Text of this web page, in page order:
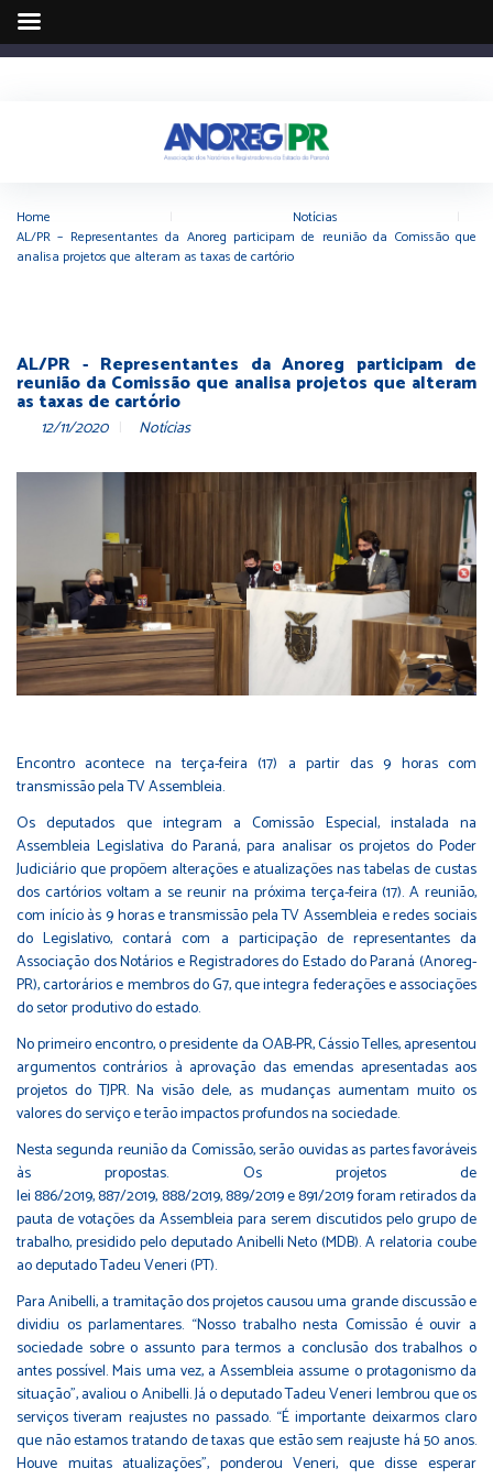
Home Notícias
AL/PR – Representantes da Anoreg participam de reunião da Comissão que
analisa projetos que alteram as taxas de cartório
AL/PR - Representantes da Anoreg participam de
reunião da Comissão que analisa projetos que alteram
as taxas de cartório
12/11/2020 Notícias
Encontro acontece na terça-feira (17) a partir das 9 horas com
transmissão pela TV Assembleia.
Os deputados que integram a Comissão Especial, instalada na
Assembleia Legislativa do Paraná, para analisar os projetos do Poder
Judiciário que propõem alterações e atualizações nas tabelas de custas
dos cartórios voltam a se reunir na próxima terça-feira (17). A reunião,
com início às 9 horas e transmissão pela TV Assembleia e redes sociais
do Legislativo, contará com a participação de representantes da
Associação dos Notários e Registradores do Estado do Paraná (Anoreg-
PR), cartorários e membros do G7, que integra federações e associações
do setor produtivo do estado.
No primeiro encontro, o presidente da OAB-PR, Cássio Telles, apresentou
argumentos contrários à aprovação das emendas apresentadas aos
projetos do TJPR. Na visão dele, as mudanças aumentam muito os
valores do serviço e terão impactos profundos na sociedade.
Nesta segunda reunião da Comissão, serão ouvidas as partes favoráveis
às propostas. Os projetos de
lei886/2019,887/2019,888/2019,889/2019e891/2019foram retirados da
pauta de votações da Assembleia para serem discutidos pelo grupo de
trabalho, presidido pelo deputado Anibelli Neto (MDB). A relatoria coube
ao deputado Tadeu Veneri (PT).
Para Anibelli, a tramitação dos projetos causou uma grande discussão e
dividiu os parlamentares. “Nosso trabalho nesta Comissão é ouvir a
sociedade sobre o assunto para termos a conclusão dos trabalhos o
antes possível. Mais uma vez, a Assembleia assume o protagonismo da
situação”, avaliou o Anibelli. Já o deputado Tadeu Veneri lembrou que os
serviços tiveram reajustes no passado. “É importante deixarmos claro
que não estamos tratando de taxas que estão sem reajuste há 50 anos.
Houve muitas atualizações”, ponderou Veneri, que disse esperar